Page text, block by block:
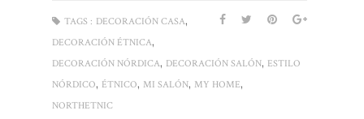
TAGS : DECORACIÓN CASA,
DECORACIÓN ÉTNICA,
DECORACIÓN NÓRDICA, DECORACIÓN SALÓN, ESTILO
NÓRDICO, ÉTNICO, MI SALÓN, MY HOME,
NORTHETNIC